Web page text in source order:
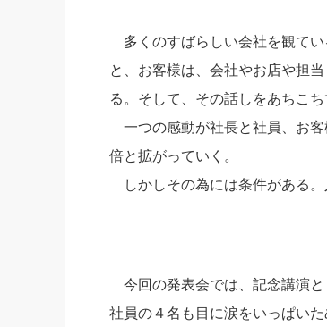
多くのすばらしい会社を観てい
と、お客様は、会社やお店や担
る。そして、その話しをあちこち
一つの感動が社長と社員、お客
倍と拡がっていく。
しかしその為には条件がある。
今回の発表会では、記念講演と
社員の４名も目に涙をいっぱい